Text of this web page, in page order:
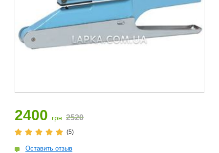
2400 грн 2520
(5)
Оставить отзыв